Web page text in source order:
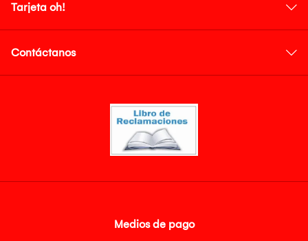
Tarjeta oh!
Contáctanos
Medios de pago